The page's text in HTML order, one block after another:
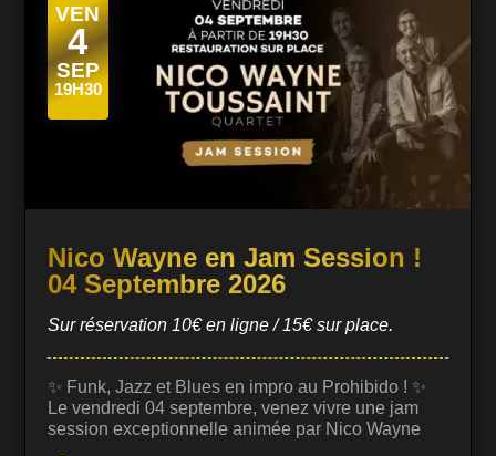
VEN
4
SEP
19H30
Nico Wayne en Jam Session !
04 Septembre 2026
Sur réservation 10€ en ligne / 15€ sur place.
✨ Funk, Jazz et Blues en impro au Prohibido ! ✨
Le vendredi 04 septembre, venez vivre une jam
session exceptionnelle animée par Nico Wayne